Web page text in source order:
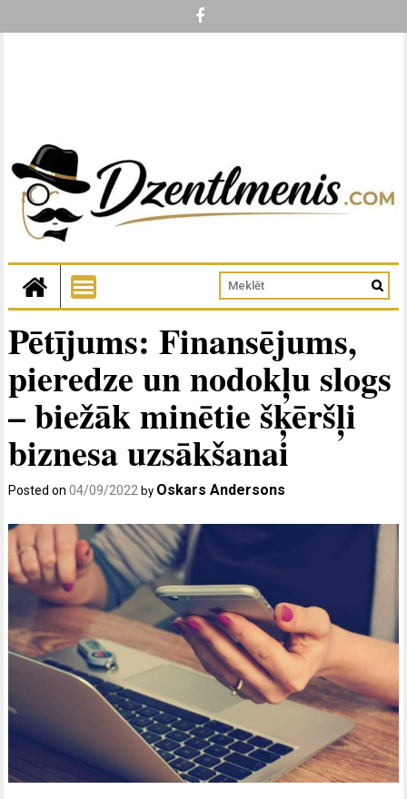
Pētījums: Finansējums,
pieredze un nodokļu slogs
– biežāk minētie šķēršļi
biznesa uzsākšanai
Posted on04/09/2022 by Oskars Andersons